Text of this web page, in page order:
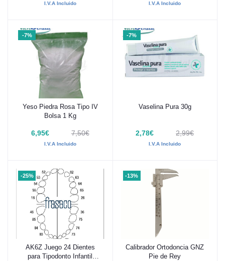
I.V.A Incluido I.V.A Incluido
-7%
Añadir al carrito
Yeso Piedra Rosa Tipo IV
Bolsa 1 Kg
6,95€ 7,50€
I.V.A Incluido
-7%
Añadir al carrito
Vaselina Pura 30g
2,78€ 2,99€
I.V.A Incluido
-25%
Añadir al carrito
AK6Z Juego 24 Dientes
para Tipodonto Infantil
-13%
Añadir al carrito
Calibrador Ortodoncia GNZ
Pie de Rey